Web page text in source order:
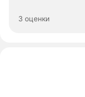
3 оценки